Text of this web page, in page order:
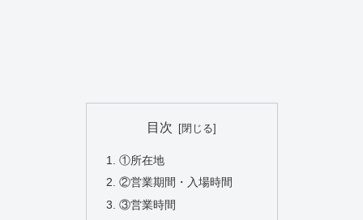
目次
①所在地
②営業期間・入場時間
③営業時間